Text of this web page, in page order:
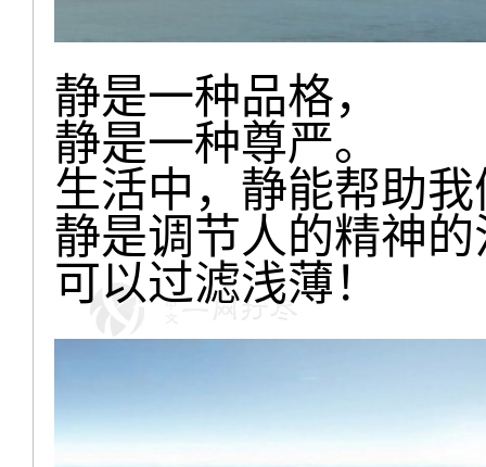
静是一种品格，
静是一种尊严。
生活中，静能帮助
静是调节人的精神
可以过滤浅薄！